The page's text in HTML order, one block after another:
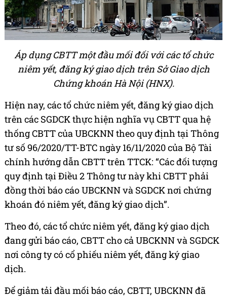
Áp dụng CBTT một đầu mối đối với các tổ chức
niêm yết, đăng ký giao dịch trên Sở Giao dịch
Chứng khoán Hà Nội (HNX).
Hiện nay, các tổ chức niêm yết, đăng ký giao dịch
trên các SGDCK thực hiện nghĩa vụ CBTT qua hệ
thống CBTT của UBCKNN theo quy định tại Thông
tư số 96/2020/TT-BTC ngày 16/11/2020 của Bộ Tài
chính hướng dẫn CBTT trên TTCK: “Các đối tượng
quy định tại Điều 2 Thông tư này khi CBTT phải
đồng thời báo cáo UBCKNN và SGDCK nơi chứng
khoán đó niêm yết, đăng ký giao dịch”.
Theo đó, các tổ chức niêm yết, đăng ký giao dịch
đang gửi báo cáo, CBTT cho cả UBCKNN và SGDCK
nơi công ty có cổ phiếu niêm yết, đăng ký giao
dịch.
Để giảm tải đầu mối báo cáo, CBTT, UBCKNN đã